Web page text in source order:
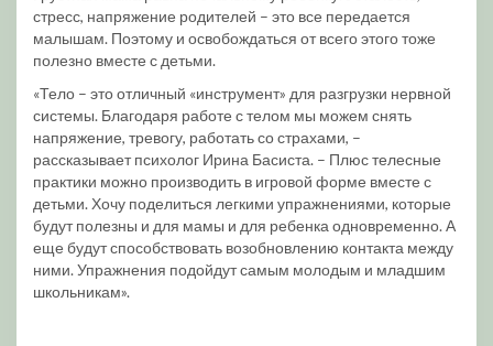
стресс, напряжение родителей – это все передается
малышам. Поэтому и освобождаться от всего этого тоже
полезно вместе с детьми.
«Тело – это отличный «инструмент» для разгрузки нервной
системы. Благодаря работе с телом мы можем снять
напряжение, тревогу, работать со страхами, –
рассказывает психолог Ирина Басиста. – Плюс телесные
практики можно производить в игровой форме вместе с
детьми. Хочу поделиться легкими упражнениями, которые
будут полезны и для мамы и для ребенка одновременно. А
еще будут способствовать возобновлению контакта между
ними. Упражнения подойдут самым молодым и младшим
школьникам».